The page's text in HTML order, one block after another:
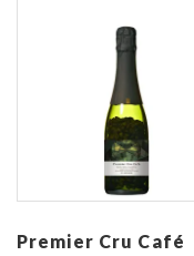
Premier Cru Café